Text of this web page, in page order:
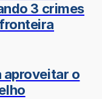
3 crimes
aproveitar o